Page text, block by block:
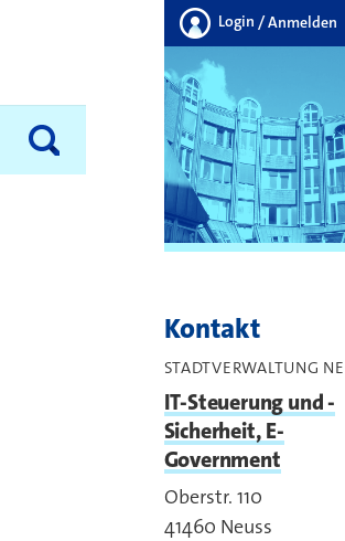
Login / Anmelden
Kontakt
STADTVERWALTUNG
IT-Steuerung und -
Sicherheit, E-
Government
Oberstr. 110
41460 Neuss